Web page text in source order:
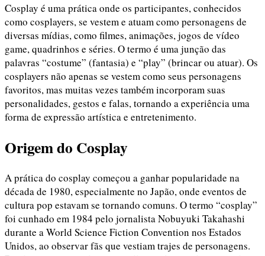
Cosplay é uma prática onde os participantes, conhecidos
como cosplayers, se vestem e atuam como personagens de
diversas mídias, como filmes, animações, jogos de vídeo
game, quadrinhos e séries. O termo é uma junção das
palavras “costume” (fantasia) e “play” (brincar ou atuar). Os
cosplayers não apenas se vestem como seus personagens
favoritos, mas muitas vezes também incorporam suas
personalidades, gestos e falas, tornando a experiência uma
forma de expressão artística e entretenimento.
Origem do Cosplay
A prática do cosplay começou a ganhar popularidade na
década de 1980, especialmente no Japão, onde eventos de
cultura pop estavam se tornando comuns. O termo “cosplay”
foi cunhado em 1984 pelo jornalista Nobuyuki Takahashi
durante a World Science Fiction Convention nos Estados
Unidos, ao observar fãs que vestiam trajes de personagens.